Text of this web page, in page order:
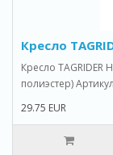
Кресло
Кресло TAGRIDER
полиэстер)
29.75 EUR